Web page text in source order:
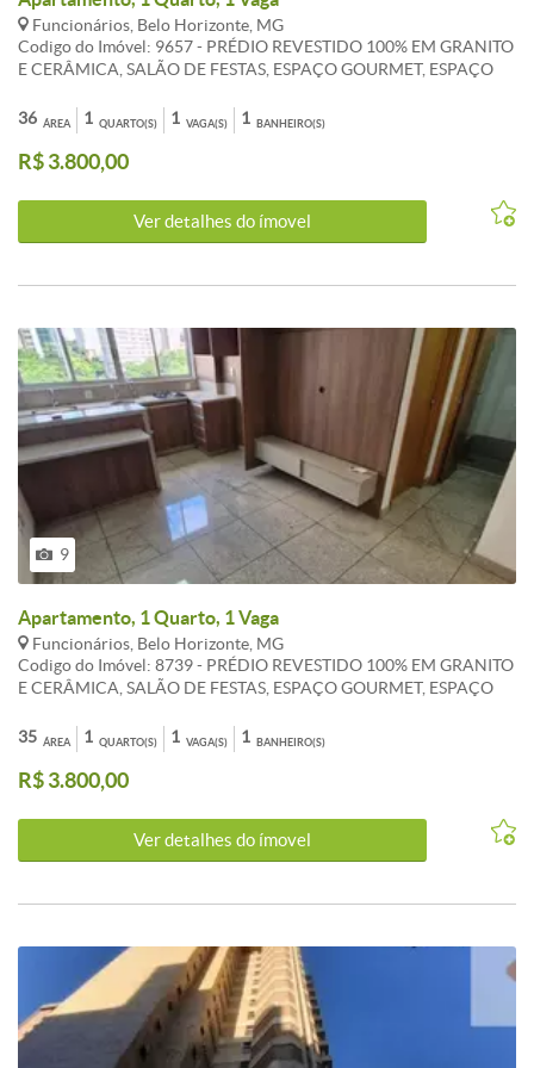
Funcionários, Belo Horizonte, MG
Codigo do Imóvel: 9657 - PRÉDIO REVESTIDO 100% EM GRANITO
E CERÂMICA, SALÃO DE FESTAS, ESPAÇO GOURMET, ESPAÇO
COM PORTARIA 24 HORAS, CIRCUITO FECHADO DE TV, 1
VAGA. APARTAMENTO : 1 QUARTO COM ARMÁRIOS PISO
LAMINADO, 1 BANHO COM ARMÁRIOS E BOX EM BLINDEX,
ÁREA
36 QUARTO(S)
1 VAGA(S)
1 BANHEIRO(S)
1
R$ 3.800,00
Ver detalhes do ímovel
9
Apartamento, 1 Quarto, 1 Vaga
Funcionários, Belo Horizonte, MG
Codigo do Imóvel: 8739 - PRÉDIO REVESTIDO 100% EM GRANITO
E CERÂMICA, SALÃO DE FESTAS, ESPAÇO GOURMET, ESPAÇO
COM PORTARIA 24 HORAS, CIRCUITO FECHADO DE TV, 1
VAGA. APARTAMENTO: 1 QUARTO COM ARMÁRIOS PISO
LAMINADO, 1 BANHO COM ARMÁRIOS E BOX EM BLINDEX,
ÁREA
35 QUARTO(S)
1 VAGA(S)
1 BANHEIRO(S)
1
R$ 3.800,00
Ver detalhes do ímovel